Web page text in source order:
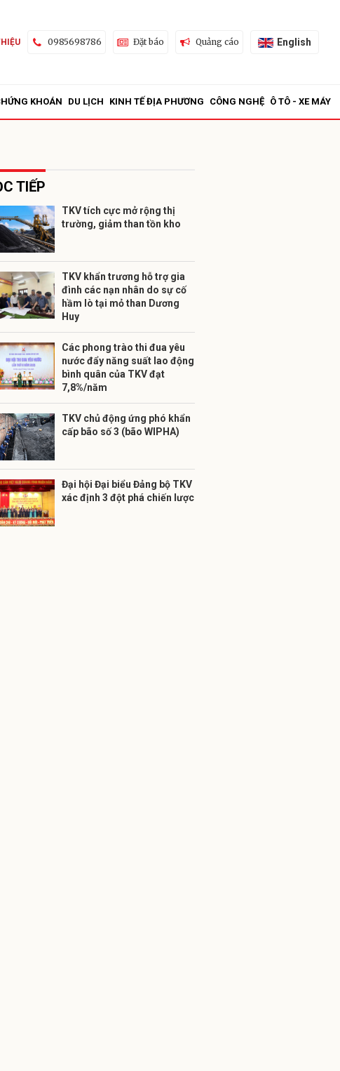
0985698786 Đặt báo Quảng cáo English
KHOÁN DU LỊCH KINH TẾ ĐỊA PHƯƠNG CÔNG NGHỆ Ô TÔ - XE MÁY
TIẾP
TKV tích cực mở rộng thị
trường, giảm than tồn kho
TKV khẩn trương hỗ trợ gia
đình các nạn nhân do sự cố
hầm lò tại mỏ than Dương
Huy
Các phong trào thi đua yêu
nước đẩy năng suất lao động
bình quân của TKV đạt
7,8%/năm
TKV chủ động ứng phó khẩn
cấp bão số 3 (bão WIPHA)
Đại hội Đại biểu Đảng bộ TKV
xác định 3 đột phá chiến lược
Gửi